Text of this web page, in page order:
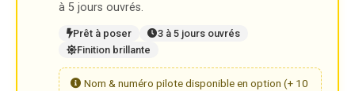
à 5 jours ouvrés.
Prêt à poser
3 à 5 jours ouvrés
Finition brillante
Nom & numéro pilote disponible en option (+ 10